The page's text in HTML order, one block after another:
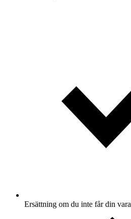
Ersättning om du inte får din vara